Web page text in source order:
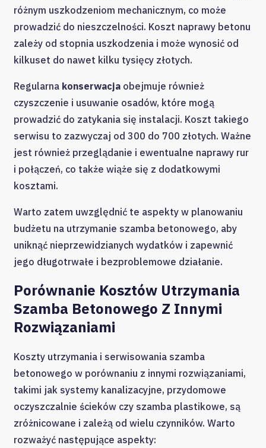
różnym uszkodzeniom mechanicznym, co może
prowadzić do nieszczelności. Koszt naprawy betonu
zależy od stopnia uszkodzenia i może wynosić od
kilkuset do nawet kilku tysięcy złotych.
Regularna konserwacja obejmuje również
czyszczenie i usuwanie osadów, które mogą
prowadzić do zatykania się instalacji. Koszt takiego
serwisu to zazwyczaj od 300 do 700 złotych. Ważne
jest również przeglądanie i ewentualne naprawy rur
i połączeń, co także wiąże się z dodatkowymi
kosztami.
Warto zatem uwzględnić te aspekty w planowaniu
budżetu na utrzymanie szamba betonowego, aby
uniknąć nieprzewidzianych wydatków i zapewnić
jego długotrwałe i bezproblemowe działanie.
Porównanie Kosztów Utrzymania
Szamba Betonowego Z Innymi
Rozwiązaniami
Koszty utrzymania i serwisowania szamba
betonowego w porównaniu z innymi rozwiązaniami,
takimi jak systemy kanalizacyjne, przydomowe
oczyszczalnie ścieków czy szamba plastikowe, są
zróżnicowane i zależą od wielu czynników. Warto
rozważyć następujące aspekty: